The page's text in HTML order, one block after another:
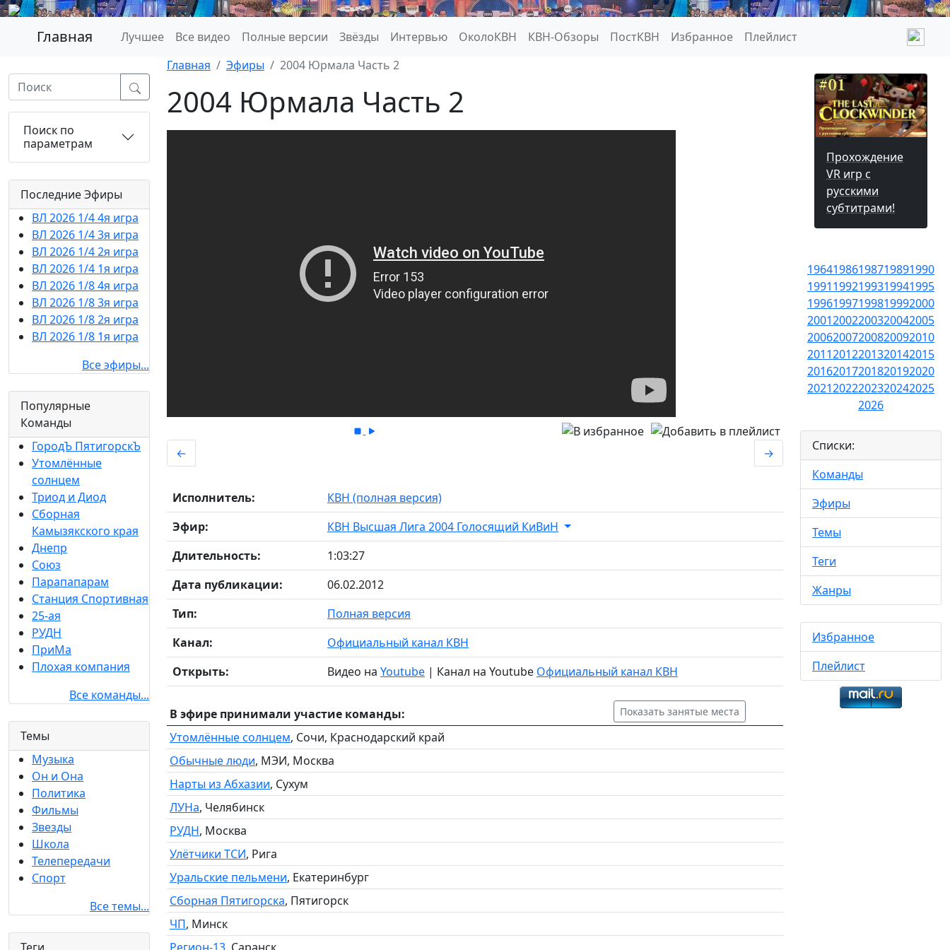
Главная Лучшее Все видео Полные версии Звёзды Интервью ОколоКВН КВН-Обзоры ПостКВН Избранное Плейлист
Поиск по
параметрам
Последние Эфиры
ВЛ 2026 1/4 4я игра
ВЛ 2026 1/4 3я игра
ВЛ 2026 1/4 2я игра
ВЛ 2026 1/4 1я игра
ВЛ 2026 1/8 4я игра
ВЛ 2026 1/8 3я игра
ВЛ 2026 1/8 2я игра
ВЛ 2026 1/8 1я игра
Все эфиры...
Популярные
Команды
ГородЪ ПятигорскЪ
Утомлённые
солнцем
Триод и Диод
Сборная
Камызякского края
Днепр
Союз
Парапапарам
Станция Спортивная
25-ая
РУДН
ПриМа
Плохая компания
Все команды...
Темы
Музыка
Он и Она
Политика
Фильмы
Звезды
Школа
Телепередачи
Спорт
Все темы...
Главная Эфиры 2004 Юрмала Часть 2
2004 Юрмала Часть 2
← →
Исполнитель:
КВН (полная версия)
Эфир:
КВН Высшая Лига 2004 Голосящий КиВиН
Длительность:
1:03:27
Дата публикации:
06.02.2012
Тип:
Полная версия
Канал:
Официальный канал КВН
Открыть:
Видео на Youtube | Канал на Youtube Официальный канал КВН
В эфире принимали участие команды: Показать занятые места
Утомлённые солнцем, Сочи, Краснодарский край
Обычные люди, МЭИ, Москва
Нарты из Абхазии, Сухум
ЛУНа, Челябинск
РУДН, Москва
Улётчики ТСИ, Рига
Уральские пельмени, Екатеринбург
Сборная Пятигорска, Пятигорск
ЧП, Минск
Прохождение
VR игр с
русскими
субтитрами!
19641986198719891990
19911992199319941995
19961997199819992000
20012002200320042005
20062007200820092010
20112012201320142015
20162017201820192020
20212022202320242025
2026
Списки:
Команды
Эфиры
Темы
Теги
Жанры
Избранное
Плейлист